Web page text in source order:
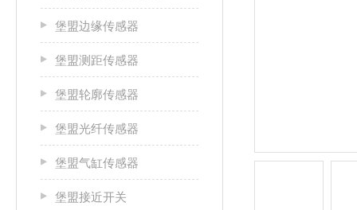
堡盟边缘传感器
堡盟测距传感器
堡盟轮廓传感器
堡盟光纤传感器
堡盟气缸传感器
堡盟接近开关